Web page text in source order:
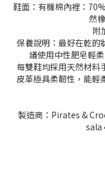
鞋面：有機棉內裡：
然
附
保養說明：最好在乾的
議使用中性肥皂輕
每雙鞋均採用天然材料
皮革極具柔韌性，能輕
製造商：Pirates &
sala